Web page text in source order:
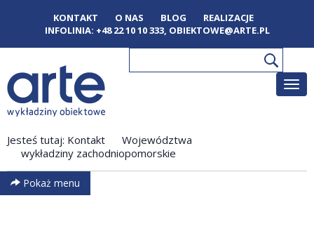
KONTAKT O NAS BLOG
REALIZACJE
INFOLINIA: +48 22 10 10 333, OBIEKTOWE@ARTE.PL
Jesteś tutaj: Kontakt
Województwa
wykładziny zachodniopomorskie
Pokaż menu